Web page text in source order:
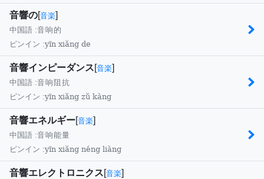
音響の[音楽]
中国語 :音响的
ピンイン :yīn xiǎng de
音響インピーダンス[音楽]
中国語 :音响阻抗
ピンイン :yīn xiǎng zǔ kàng
音響エネルギー[音楽]
中国語 :音响能量
ピンイン :yīn xiǎng néng liàng
音響エレクトロニクス[音楽]